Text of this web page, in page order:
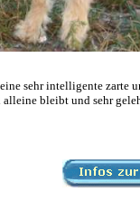
sehr intelligente zarte
alleine bleibt und sehr